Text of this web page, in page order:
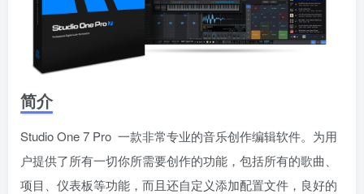
简介
​​Studio One 7 Pro 一款非常专业的音乐创作编辑软件。为用
户提供了所有一切你所需要创作的功能，包括所有的歌曲、
项目、仪表板等功能，而且还自定义添加配置文件，良好的